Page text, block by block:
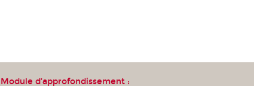
Module d’approfondissement :